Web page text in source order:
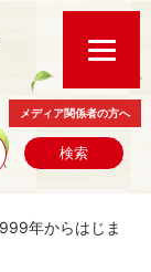
メディア関係者の方へ
年からはじま